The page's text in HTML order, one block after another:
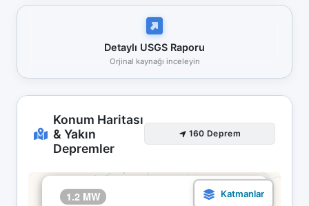
Detaylı USGS Raporu
Orjinal kaynağı inceleyin
Konum Haritası
& Yakın
Depremler
160 Deprem
1.2 MW 12.04 04:04
×